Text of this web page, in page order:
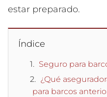
estar preparado.
Índice
Seguro para
¿Qué
para barcos